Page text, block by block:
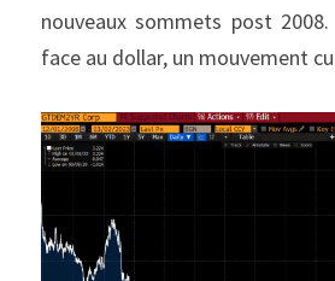
nouveaux sommets post
face au dollar, un mouvement